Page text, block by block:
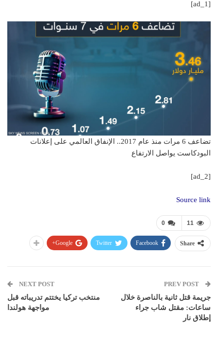
[ad_1]
تضاعف 6 مرات منذ عام 2017.. الإنفاق العالمي على إعلانات
البودكاست يواصل الارتفاع
[ad_2]
Source link
0 11
Share
Facebook
Twitter
Google+
جريمة قتل ثانية بالناصرة خلال
ساعات: مقتل شاب جراء
إطلاق نار
NEXT POST
منتخب تركيا يختتم تدريباته قبل
مواجهة هولندا